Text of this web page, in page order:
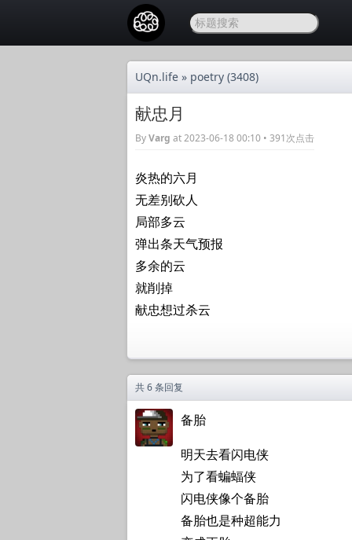
UQn.life » poetry (3408)
献忠月
ByVarg at 2023-06-18 00:10 • 391次点击
炎热的六月
无差别砍人
局部多云
弹出条天气预报
多余的云
就削掉
献忠想过杀云
共 6 条回复
备胎
明天去看闪电侠
为了看蝙蝠侠
闪电侠像个备胎
备胎也是种超能力